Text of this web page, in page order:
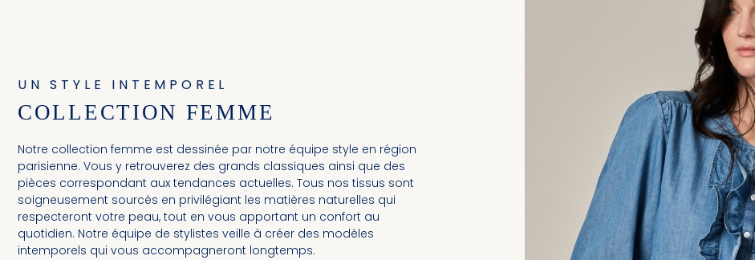
UN STYLE INTEMPOREL
COLLECTION FEMME
Notre collection femme est dessinée par notre équipe style en région
parisienne. Vous y retrouverez des grands classiques ainsi que des
pièces correspondant aux tendances actuelles. Tous nos tissus sont
soigneusement sourcés en privilégiant les matières naturelles qui
respecteront votre peau, tout en vous apportant un confort au
quotidien. Notre équipe de stylistes veille à créer des modèles
intemporels qui vous accompagneront longtemps.